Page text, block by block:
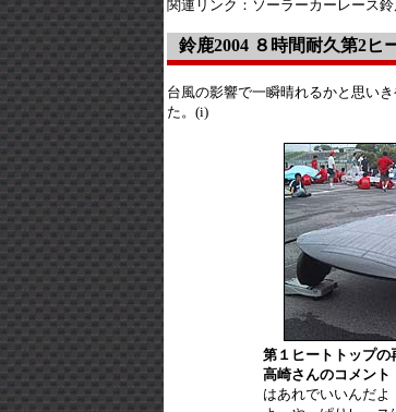
関連リンク：ソーラーカーレース
鈴鹿2004 ８時間耐久第2ヒ
台風の影響で一瞬晴れるかと思い
た。(i)
第１ヒートトップの
高崎さんのコメント
はあれでいいんだ